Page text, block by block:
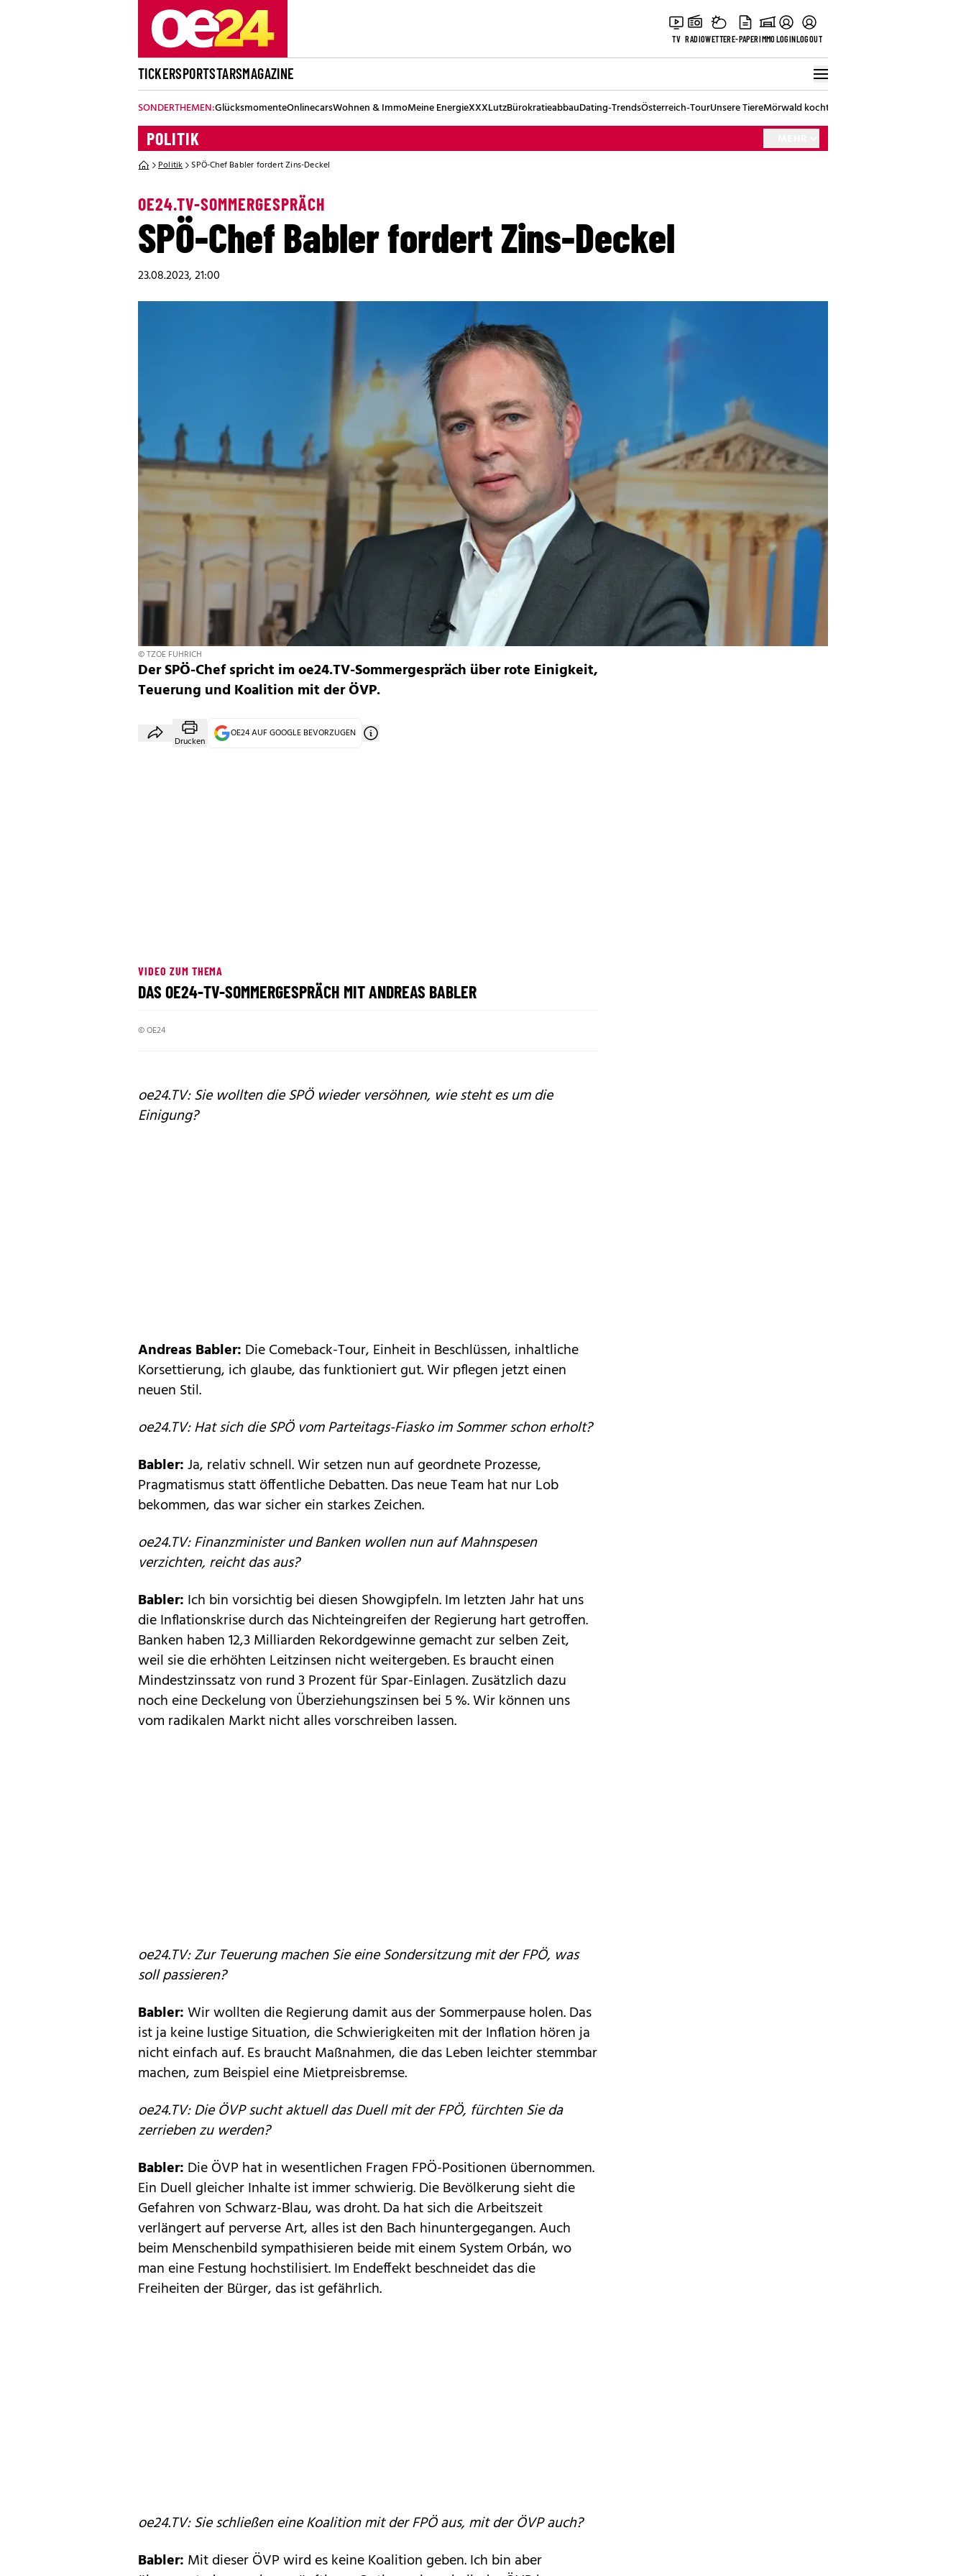
TV RADIOWETTERE-PAPERIMMOLOGINLOGOUT
TICKERSPORTSTARSMAGAZINE
SONDERTHEMEN:GlücksmomenteOnlinecarsWohnen & ImmoMeine EnergieXXXLutzBürokratieabbauDating-TrendsÖsterreich-TourUnsere TiereMörwald kocht
POLITIK
Politik SPÖ-Chef Babler fordert Zins-Deckel
OE24.TV-SOMMERGESPRÄCH
SPÖ-Chef Babler fordert Zins-Deckel
23.08.2023, 21:00
© TZOE FUHRICH
Der SPÖ-Chef spricht im oe24.TV-Sommergespräch über rote Einigkeit,
Teuerung und Koalition mit der ÖVP.
Drucken
OE24 AUF GOOGLE BEVORZUGEN
VIDEO ZUM THEMA
DAS OE24-TV-SOMMERGESPRÄCH MIT ANDREAS BABLER
© OE24
oe24.TV: Sie wollten die SPÖ wieder versöhnen, wie steht es um die
Einigung?
Andreas Babler: Die Comeback-Tour, Einheit in Beschlüssen, inhaltliche
Korsettierung, ich glaube, das funktioniert gut. Wir pflegen jetzt einen
neuen Stil.
oe24.TV: Hat sich die SPÖ vom Parteitags-Fiasko im Sommer schon erholt?
Babler:Ja, relativ schnell. Wir setzen nun auf geordnete Prozesse,
Pragmatismus statt öffentliche Debatten. Das neue Team hat nur Lob
bekommen, das war sicher ein starkes Zeichen.
oe24.TV: Finanzminister und Banken wollen nun auf Mahnspesen
verzichten, reicht das aus?
Babler: Ich bin vorsichtig bei diesen Showgipfeln. Im letzten Jahr hat uns
die Inflationskrise durch das Nichteingreifen der Regierung hart getroffen.
Banken haben 12,3 Milliarden Rekordgewinne gemacht zur selben Zeit,
weil sie die erhöhten Leitzinsen nicht weitergeben. Es braucht einen
Mindestzinssatz von rund 3 Prozent für Spar-Einlagen. Zusätzlich dazu
noch eine Deckelung von Überziehungszinsen bei 5 %. Wir können uns
vom radikalen Markt nicht alles vorschreiben lassen.
oe24.TV: Zur Teuerung machen Sie eine Sondersitzung mit der FPÖ, was
soll passieren?
Babler:Wir wollten die Regierung damit aus der Sommerpause holen. Das
ist ja keine lustige Situation, die Schwierigkeiten mit der Inflation hören ja
nicht einfach auf. Es braucht Maßnahmen, die das Leben leichter stemmbar
machen, zum Beispiel eine Mietpreisbremse.
oe24.TV: Die ÖVP sucht aktuell das Duell mit der FPÖ, fürchten Sie da
zerrieben zu werden?
Babler: Die ÖVP hat in wesentlichen Fragen FPÖ-Positionen übernommen.
Ein Duell gleicher Inhalte ist immer schwierig. Die Bevölkerung sieht die
Gefahren von Schwarz-Blau, was droht. Da hat sich die Arbeitszeit
verlängert auf perverse Art, alles ist den Bach hinuntergegangen. Auch
beim Menschenbild sympathisieren beide mit einem System Orbán, wo
man eine Festung hochstilisiert. Im Endeffekt beschneidet das die
Freiheiten der Bürger, das ist gefährlich.
oe24.TV: Sie schließen eine Koalition mit der FPÖ aus, mit der ÖVP auch?
Babler: Mit dieser ÖVP wird es keine Koalition geben. Ich bin aber